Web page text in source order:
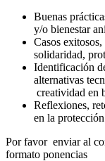
Buenas
y/o bienestar
Casos
solidaridad,
Identificación
alternativas
creatividad en
Reflexiones,
en la
Por favor enviar al
formato ponencias